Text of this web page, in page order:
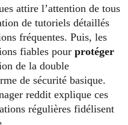
attire l’attention de tous
de tutoriels détaillés
fréquentes. Puis, les
fiables pour protéger
de la double
de sécurité basique.
reddit explique ces
régulières fidélisent